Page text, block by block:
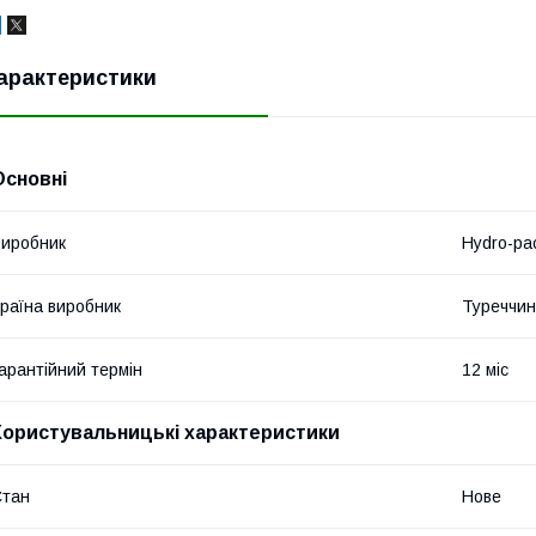
Hydro-
виробник
термін 12 міс
характеристики
Нове